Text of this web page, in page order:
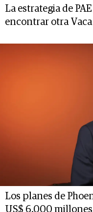
La estrategia de
encontrar otra
Los planes de
US$ 6.000